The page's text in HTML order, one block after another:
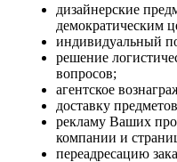
дизайнерские
демократическим
индивидуальный
решение
вопросов;
агентское
доставку
рекламу Ваших
компании и
переадресацию